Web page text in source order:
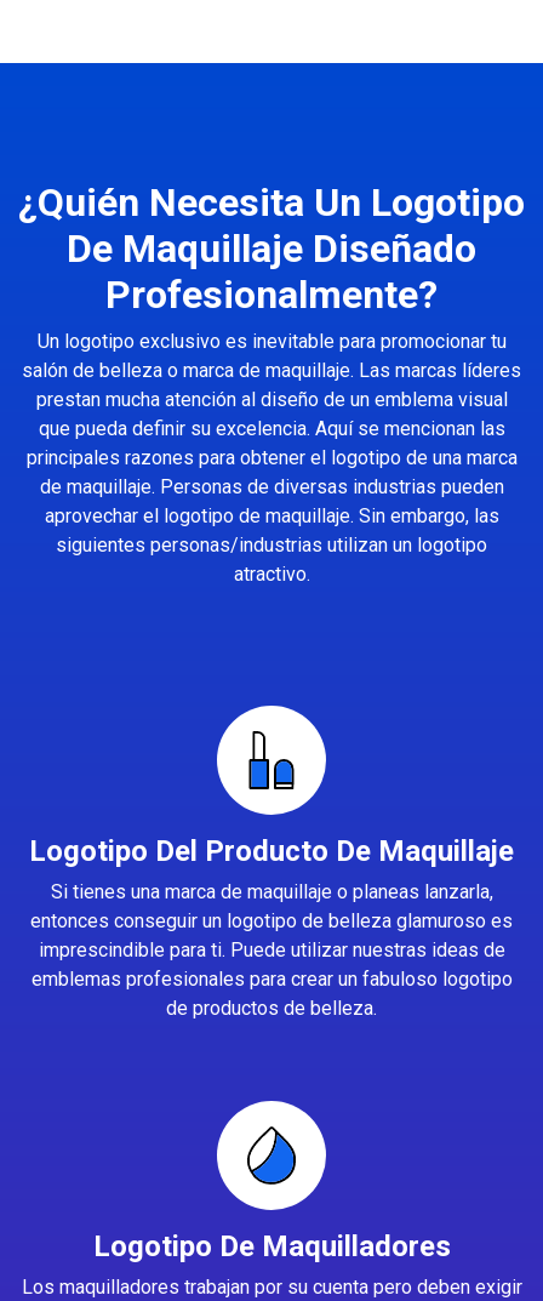
¿Quién Necesita Un Logotipo
De Maquillaje Diseñado
Profesionalmente?
Un logotipo exclusivo es inevitable para promocionar tu
salón de belleza o marca de maquillaje. Las marcas líderes
prestan mucha atención al diseño de un emblema visual
que pueda definir su excelencia. Aquí se mencionan las
principales razones para obtener el logotipo de una marca
de maquillaje. Personas de diversas industrias pueden
aprovechar el logotipo de maquillaje. Sin embargo, las
siguientes personas/industrias utilizan un logotipo
atractivo.
Logotipo Del Producto De Maquillaje
Si tienes una marca de maquillaje o planeas lanzarla,
entonces conseguir un logotipo de belleza glamuroso es
imprescindible para ti. Puede utilizar nuestras ideas de
emblemas profesionales para crear un fabuloso logotipo
de productos de belleza.
Logotipo De Maquilladores
Los maquilladores trabajan por su cuenta pero deben exigir